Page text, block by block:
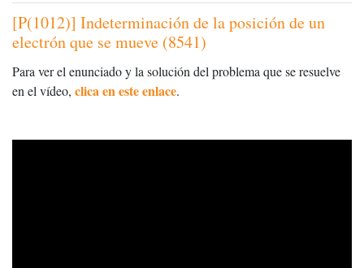
[P(1012)] Indeterminación de la posición de un
electrón que se mueve (8541)
Para ver el enunciado y la solución del problema que se resuelve
en el vídeo, clica en este enlace.